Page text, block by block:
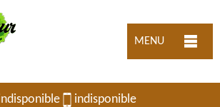
MENU
indisponible